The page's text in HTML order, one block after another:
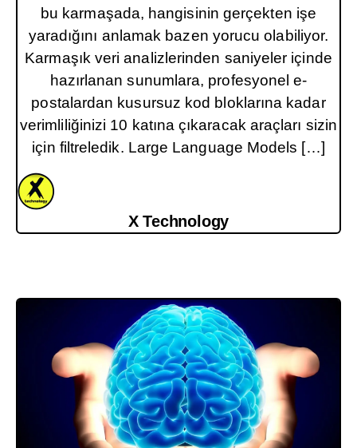
bu karmaşada, hangisinin gerçekten işe
yaradığını anlamak bazen yorucu olabiliyor.
Karmaşık veri analizlerinden saniyeler içinde
hazırlanan sunumlara, profesyonel e-
postalardan kusursuz kod bloklarına kadar
verimliliğinizi 10 katına çıkaracak araçları sizin
için filtreledik. Large Language Models […]
X Technology